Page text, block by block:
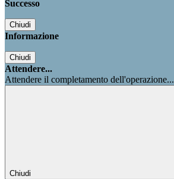
Successo
Chiudi
Informazione
Chiudi
Attendere...
Attendere il completamento dell'operazione...
Chiudi